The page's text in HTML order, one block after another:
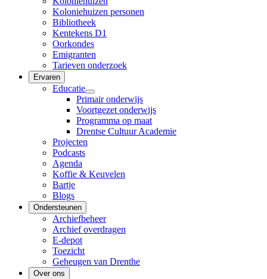
Koloniehuizen personen
Bibliotheek
Kentekens D1
Oorkondes
Emigranten
Tarieven onderzoek
Ervaren
Educatie
Primair onderwijs
Voortgezet onderwijs
Programma op maat
Drentse Cultuur Academie
Projecten
Podcasts
Agenda
Koffie & Keuvelen
Bartje
Blogs
Ondersteunen
Archiefbeheer
Archief overdragen
E-depot
Toezicht
Geheugen van Drenthe
Over ons